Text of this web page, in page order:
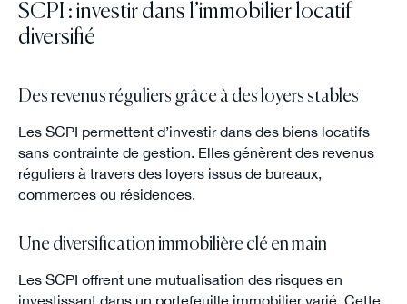
SCPI : investir dans l’immobilier locatif
diversifié
Des revenus réguliers grâce à des loyers stables
Les SCPI permettent d’investir dans des biens locatifs
sans contrainte de gestion. Elles génèrent des revenus
réguliers à travers des loyers issus de bureaux,
commerces ou résidences.
Une diversification immobilière clé en main
Les SCPI offrent une mutualisation des risques en
investissant dans un portefeuille immobilier varié. Cette